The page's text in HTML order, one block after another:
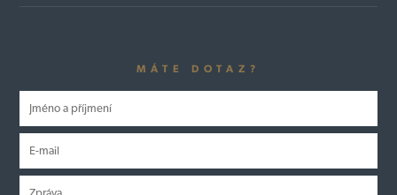
MÁTE DOTAZ?